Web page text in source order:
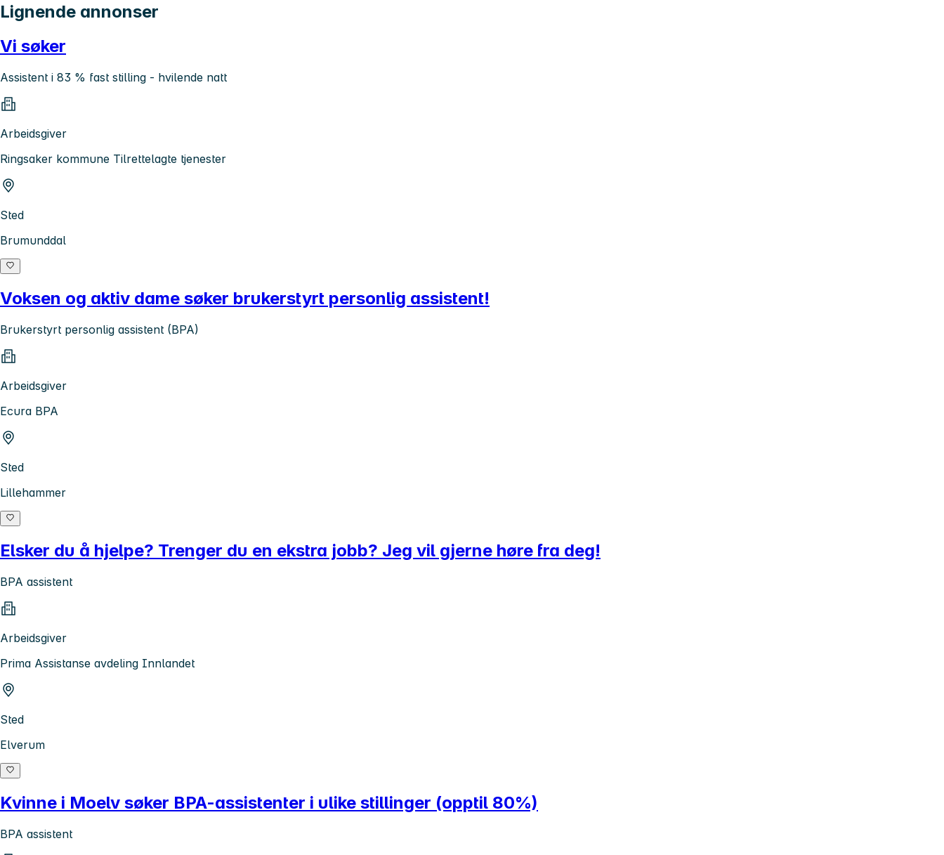
Lignende annonser
Vi søker
Assistent i 83 % fast stilling - hvilende natt
Arbeidsgiver
Ringsaker kommune Tilrettelagte tjenester
Sted
Brumunddal
Voksen og aktiv dame søker brukerstyrt personlig assistent!
Brukerstyrt personlig assistent (BPA)
Arbeidsgiver
Ecura BPA
Sted
Lillehammer
Elsker du å hjelpe? Trenger du en ekstra jobb? Jeg vil gjerne høre fra deg!
BPA assistent
Arbeidsgiver
Prima Assistanse avdeling Innlandet
Sted
Elverum
Kvinne i Moelv søker BPA-assistenter i ulike stillinger (opptil 80%)
BPA assistent